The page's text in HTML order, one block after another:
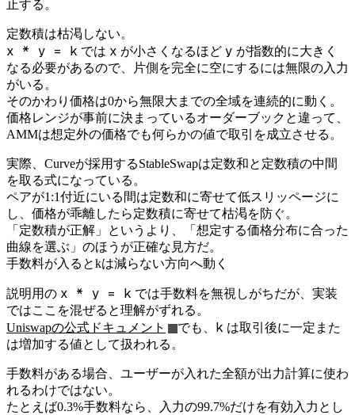
止する。
定数積は枯渇しない。
x * y = k では x が小さくなるほど y が指数的に大きく
なる必要があるので、片側を完全に空にするには無限の入力
がいる。
そのかわり価格は0から無限大までの全域を連続的に動く。
価格レンジが事前に決まっているオーダーブックと違って、
AMMは想定外の価格でも何らかの値で取引を成立させる。
実際、Curveが採用するStableSwapは定数和と定数積の中間
を取る式になっている。
ペアが1:1付近にいる間は定数和に寄せて低スリッページに
し、価格が乖離したら定数積に寄せて枯渇を防ぐ。
「定数積が正解」というより、「想定する価格分布に合った
曲線を選ぶ」のほうが正確な見方だ。
手数料が入るとkは減らない方向へ動く
説明用の x * y = k では手数料を無視しがちだが、実装
ではここを混ぜると理解がずれる。
Uniswapの公式ドキュメント
でも、 k は取引後に一定また
は増加する値として扱われる。
手数料がある場合、ユーザーが入れた全額が出力計算に使わ
れるわけではない。
たとえば0.3%手数料なら、入力の99.7%だけを有効入力とし